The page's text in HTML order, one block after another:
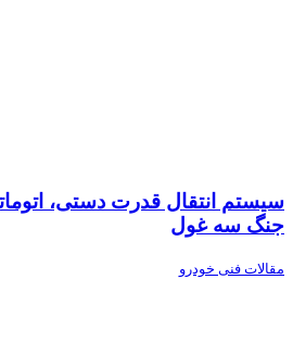
جنگ سه غول
مقالات فنی خودرو